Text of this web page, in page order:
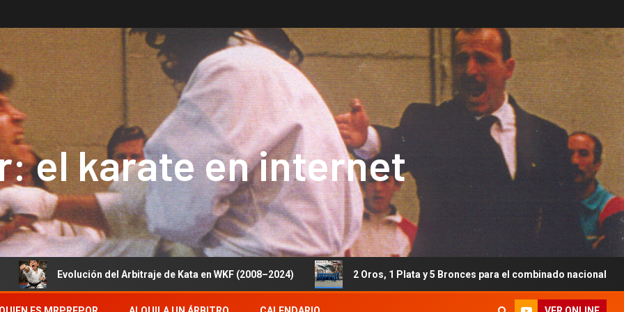
el karate en internet
del Arbitraje de Kata en WKF (2008–2024) 2 Oros, 1 Plata y 5 Bronces para el combinado nacional en el Europeo de